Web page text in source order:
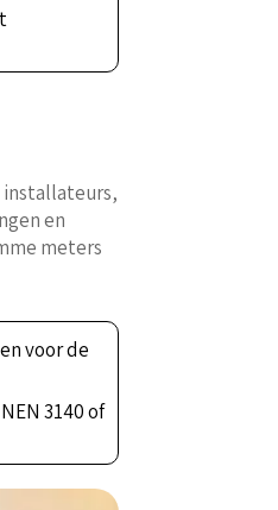
installateurs,
en
meters
voor de
3140 of